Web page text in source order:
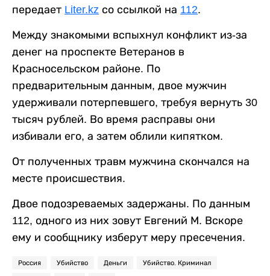
передает Liter.kz со ссылкой на 112.
Между знакомыми вспыхнул конфликт из-за
денег на проспекте Ветеранов в
Красносельском районе. По
предварительным данным, двое мужчин
удерживали потерпевшего, требуя вернуть 30
тысяч рублей. Во время расправы они
избивали его, а затем облили кипятком.
От полученных травм мужчина скончался на
месте происшествия.
Двое подозреваемых задержаны. По данным
112, одного из них зовут Евгений М. Вскоре
ему и сообщнику изберут меру пресечения.
Россия Убийство Деньги Убийство. Криминал